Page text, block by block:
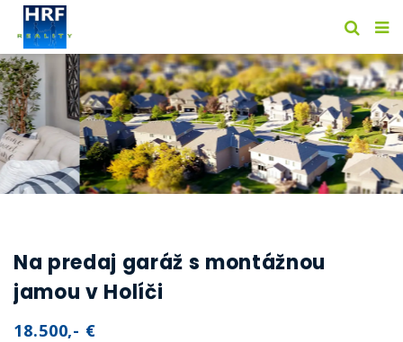
Na predaj garáž s montážnou
jamou v Holíči
18.500,- €